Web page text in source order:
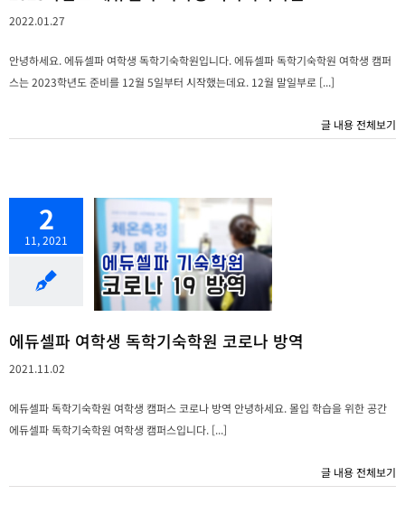
2022.01.27
안녕하세요. 에듀셀파 여학생 독학기숙학원입니다. 에듀셀파 독학기숙학원 여학생 캠퍼
스는 2023학년도 준비를 12월 5일부터 시작했는데요. 12월 말일부로 [...]
글 내용 전체보기
2
11, 2021
에듀셀파 여학생 독학기숙학원 코로나 방역
2021.11.02
에듀셀파 독학기숙학원 여학생 캠퍼스 코로나 방역 안녕하세요. 몰입 학습을 위한 공간
에듀셀파 독학기숙학원 여학생 캠퍼스입니다. [...]
글 내용 전체보기